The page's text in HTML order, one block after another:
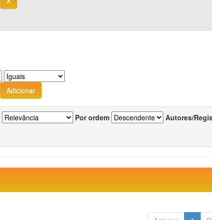
Por ordem Autores/